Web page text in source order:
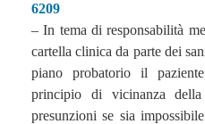
6209
– In tema di responsabilità
cartella clinica da parte dei
piano probatorio il
principio di vicinanza
presunzioni se sia